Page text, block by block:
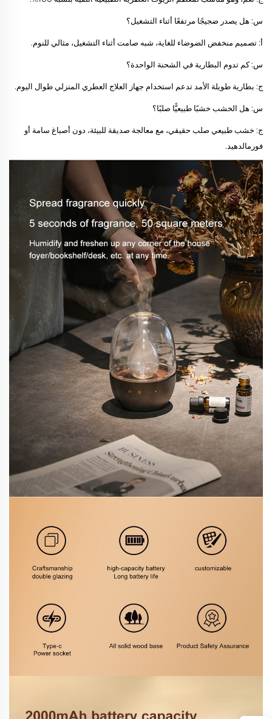
س: هل يصدر ضجيجًا مرتفعًا أثناء التشغيل؟
أ: تصميم منخفض الضوضاء للغاية، شبه صامت أثناء التشغيل، مثالي للنوم.
س: كم تدوم البطارية في الشحنة الواحدة؟
ج: بطارية طويلة الأمد تدعم استخدام جهاز العلاج العطري المنزلي طوال اليوم.
س: هل الخشب خشبًا طبيعيًّا صلبًا؟
ج: خشب طبيعي صلب حقيقي، مع معالجة صديقة للبيئة، دون أصباغ سامة أو
فورمالدهيد.